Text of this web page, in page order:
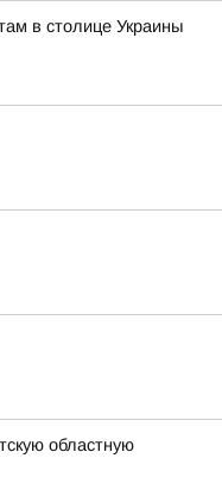
в столице Украины
областную